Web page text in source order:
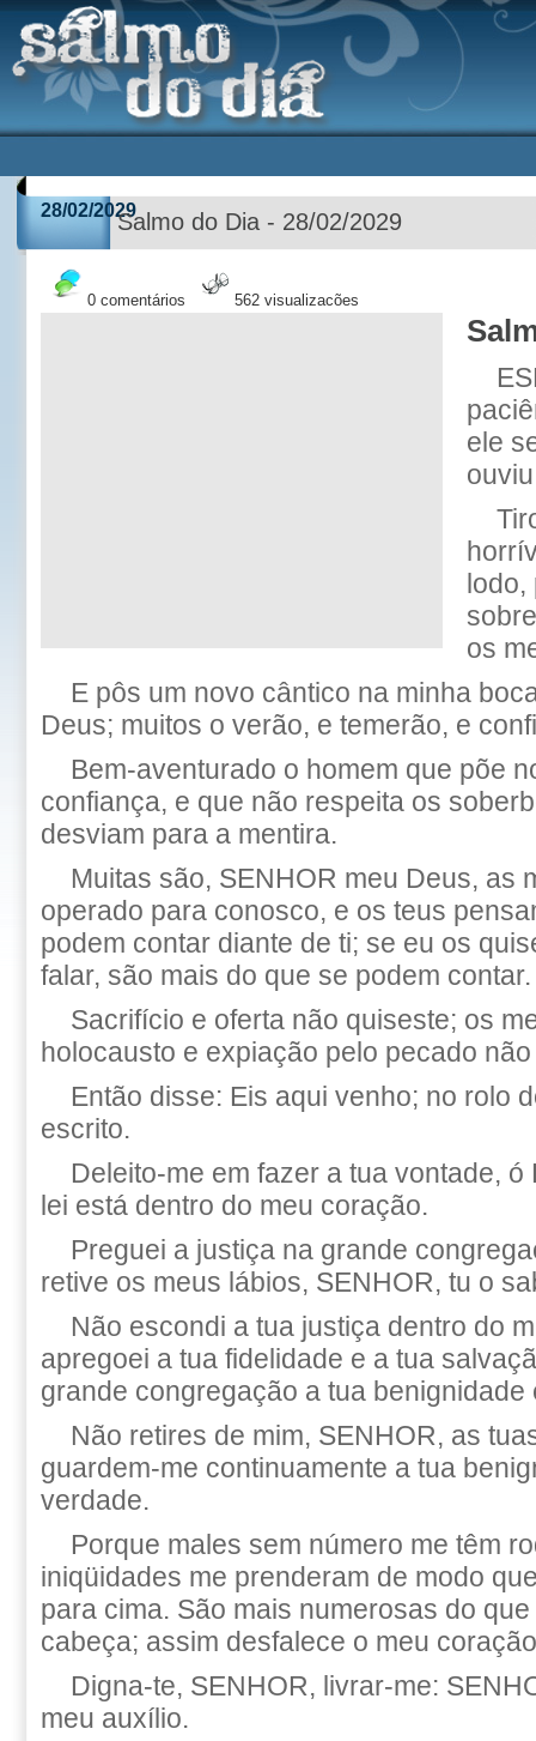
28/02/2029Salmo do Dia - 28/02/2029
0 comentários 562 visualizações
ele
lodo,
os
E pôs um novo cântico na minha
Deus; muitos o verão, e temerão, e
Bem-aventurado o homem que põe
confiança, e que não respeita os
desviam para a mentira.
Muitas são, SENHOR meu Deus, as
operado para conosco, e os teus
podem contar diante de ti; se eu os
falar, são mais do que se podem contar.
Sacrifício e oferta não quiseste; os
holocausto e expiação pelo pecado
Então disse: Eis aqui venho; no rolo
escrito.
Deleito-me em fazer a tua vontade, ó
lei está dentro do meu coração.
Preguei a justiça na grande
retive os meus lábios, SENHOR, tu o
Não escondi a tua justiça dentro do
apregoei a tua fidelidade e a tua
grande congregação a tua benignidade
Não retires de mim, SENHOR, as
guardem-me continuamente a tua
verdade.
Porque males sem número me têm
iniqüidades me prenderam de modo
para cima. São mais numerosas do
cabeça; assim desfalece o meu
Digna-te, SENHOR, livrar-me:
meu auxílio.